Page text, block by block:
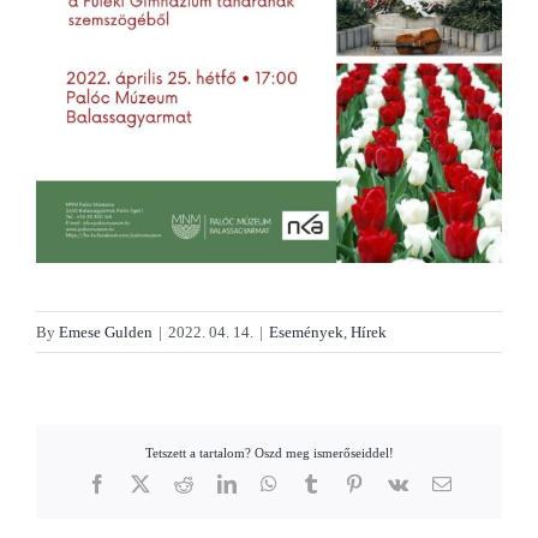
By Emese Gulden | 2022. 04. 14. | Események, Hírek
Tetszett a tartalom? Oszd meg ismerőseiddel!
Facebook
X RedditLinkedInWhatsApp
TumblrPinterest
Vk Email